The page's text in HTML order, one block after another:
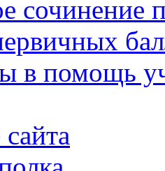
сочинение
в помощь